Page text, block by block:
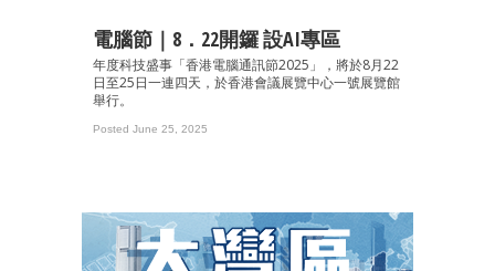
電腦節｜8．22開鑼 設AI專區
年度科技盛事「香港電腦通訊節2025」，將於8月22
日至25日一連四天，於香港會議展覽中心一號展覽館
舉行。
Posted June 25, 2025